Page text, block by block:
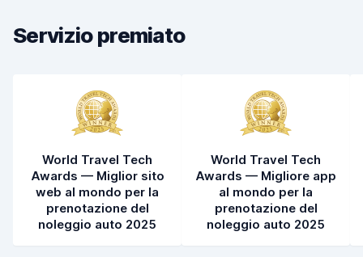
Servizio premiato
World Travel Tech
Awards — Miglior sito
web al mondo per la
prenotazione del
noleggio auto 2025
World Travel Tech
Awards — Migliore app
al mondo per la
prenotazione del
noleggio auto 2025